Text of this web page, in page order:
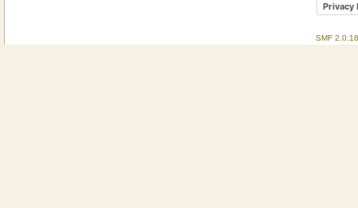
Privacy
SMF 2.0.18